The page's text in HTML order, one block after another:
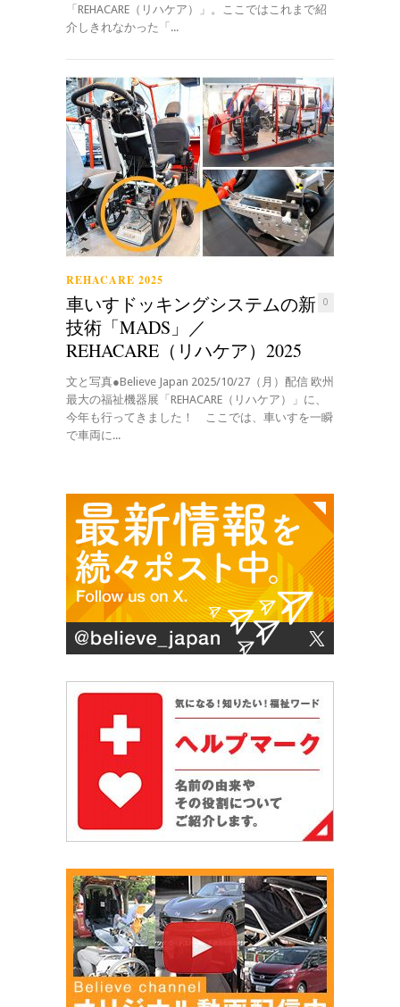
「REHACARE（リハケア）」。ここではこれまで紹
介しきれなかった「...
REHACARE 2025
0
車いすドッキングシステムの新
技術「MADS」／
REHACARE（リハケア）2025
文と写真●Believe Japan 2025/10/27（月）配信 欧州
最大の福祉機器展「REHACARE（リハケア）」に、
今年も行ってきました！ ここでは、車いすを一瞬
で車両に...